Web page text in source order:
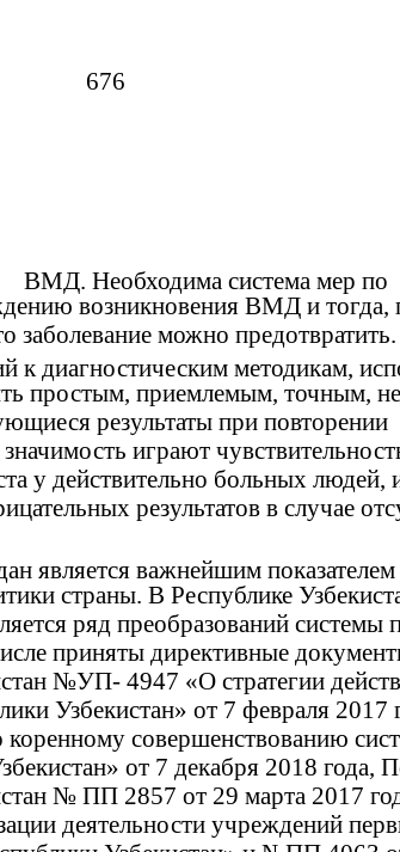
676
ВМД. Необходима система мер по
возникновения ВМД и
заболевание можно предотвратить.
к диагностическим методикам,
простым, приемлемым, точным,
результаты при повторении
играют
у действительно больных людей,
результатов в случае
является важнейшим
страны. В Республике
ряд преобразований системы
приняты директивные
№УП- 4947 «О стратегии
Узбекистан» от 7 февраля
совершенствованию
от 7 декабря 2018 года,
№ ПП 2857 от 29 марта 2017
деятельности учреждений